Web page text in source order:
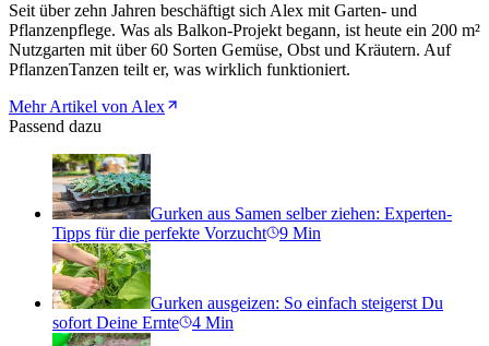
Seit über zehn Jahren beschäftigt sich Alex mit Garten- und
Pflanzenpflege. Was als Balkon-Projekt begann, ist heute ein 200 m²
Nutzgarten mit über 60 Sorten Gemüse, Obst und Kräutern. Auf
PflanzenTanzen teilt er, was wirklich funktioniert.
Mehr Artikel von Alex
Passend dazu
Gurken aus Samen selber ziehen: Experten-
Tipps für die perfekte Vorzucht
9 Min
Gurken ausgeizen: So einfach steigerst Du
sofort Deine Ernte
4 Min